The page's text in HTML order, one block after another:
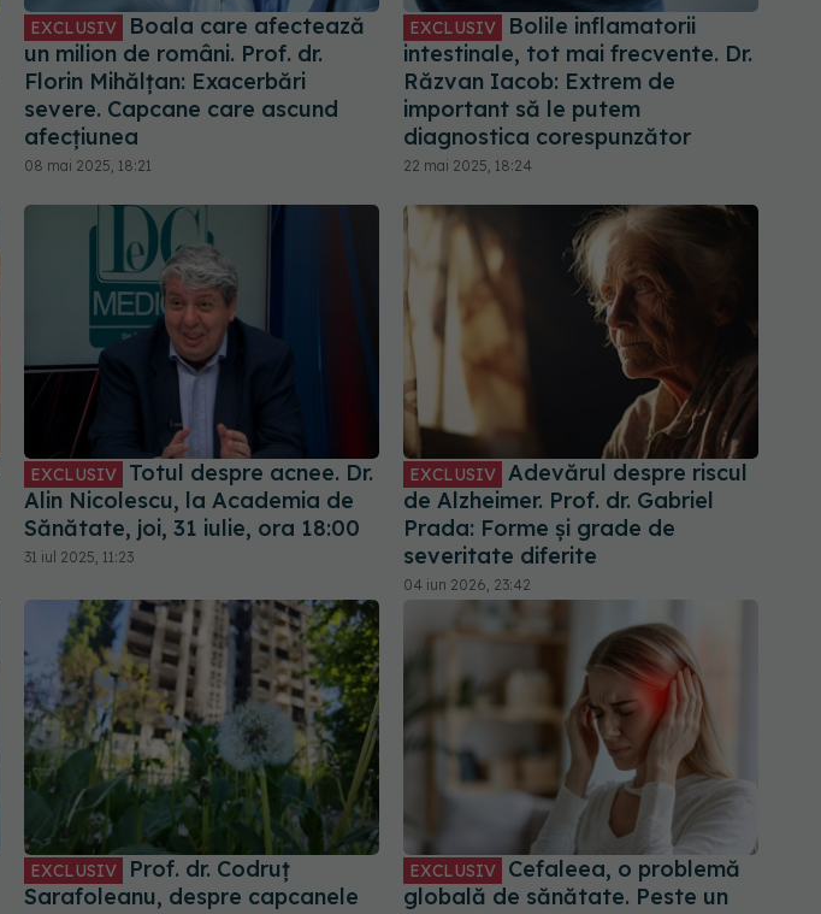
EXCLUSIV
Boala care afectează
un milion de români. Prof. dr.
Florin Mihălțan: Exacerbări
severe. Capcane care ascund
afecțiunea
08 mai 2025, 18:21
EXCLUSIV
Bolile inflamatorii
intestinale, tot mai frecvente. Dr.
Răzvan Iacob: Extrem de
important să le putem
diagnostica corespunzător
22 mai 2025, 18:24
EXCLUSIV
Totul despre acnee. Dr.
Alin Nicolescu, la Academia de
Sănătate, joi, 31 iulie, ora 18:00
31 iul 2025, 11:23
EXCLUSIV Adevărul despre riscul
de Alzheimer. Prof. dr. Gabriel
Prada: Forme și grade de
severitate diferite
04 iun 2026, 23:42
EXCLUSIV
Prof. dr. Codruț
Sarafoleanu, despre capcanele
EXCLUSIV
Cefaleea, o problemă
globală de sănătate. Peste un